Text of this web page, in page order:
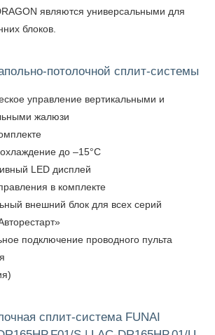
являются универсальными для
блоков.
потолочной сплит-системы
управление вертикальными и
жалюзи
до –15°С
LED дисплей
в комплекте
внешний блок для всех серий
подключение проводного пульта
сплит-система FUNAI